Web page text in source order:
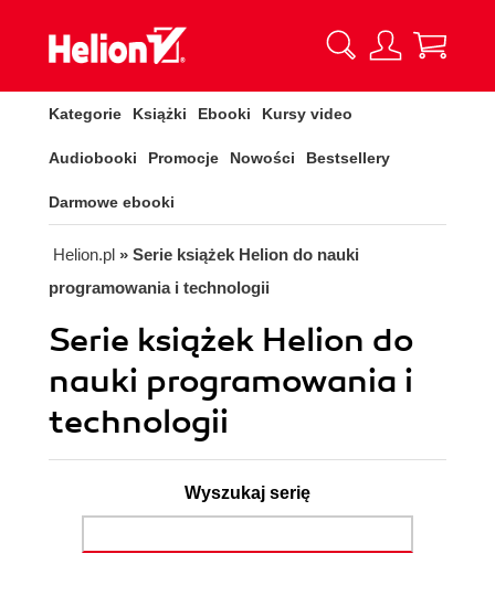
Kategorie Książki Ebooki Kursy video
Audiobooki Promocje Nowości Bestsellery
Darmowe ebooki
Helion.pl » Serie książek Helion do nauki
programowania i technologii
Serie książek Helion do
nauki programowania i
technologii
Wyszukaj serię